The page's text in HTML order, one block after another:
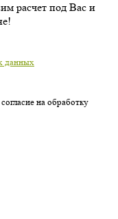
расчет под Вас и
данных
на обработку